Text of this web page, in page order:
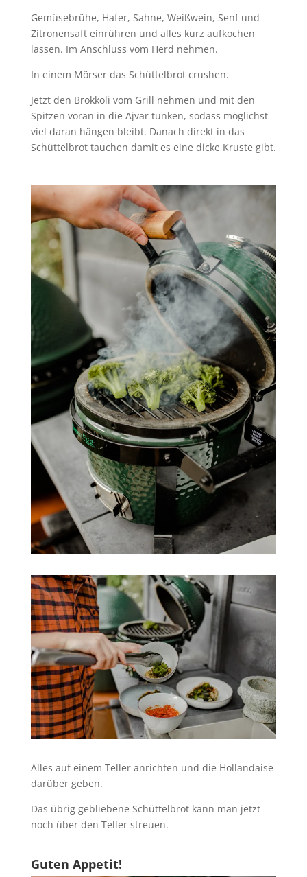
Gemüsebrühe, Hafer, Sahne, Weißwein, Senf und
Zitronensaft einrühren und alles kurz aufkochen
lassen. Im Anschluss vom Herd nehmen.
In einem Mörser das Schüttelbrot crushen.
Jetzt den Brokkoli vom Grill nehmen und mit den
Spitzen voran in die Ajvar tunken, sodass möglichst
viel daran hängen bleibt. Danach direkt in das
Schüttelbrot tauchen damit es eine dicke Kruste gibt.
Alles auf einem Teller anrichten und die Hollandaise
darüber geben.
Das übrig gebliebene Schüttelbrot kann man jetzt
noch über den Teller streuen.
Guten Appetit!